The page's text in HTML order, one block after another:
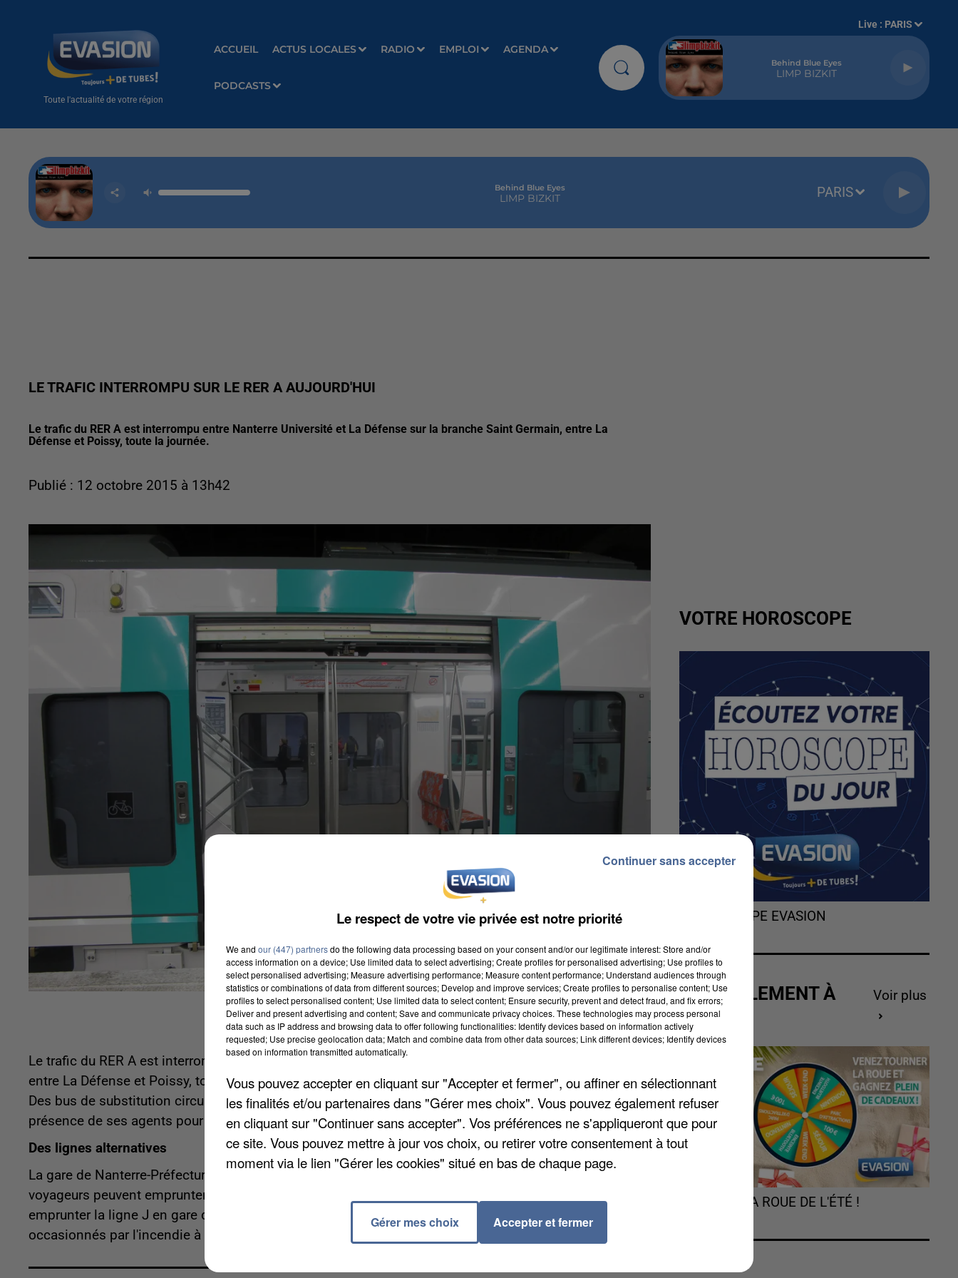
Toute l'actualité de votre région
ACCUEIL ACTUS LOCALES RADIO EMPLOI AGENDA
PODCASTS
Live : PARIS
Behind Blue Eyes
LIMP BIZKIT
Behind Blue Eyes
LIMP BIZKIT PARIS
LE TRAFIC INTERROMPU SUR LE RER A AUJOURD'HUI
Le trafic du RER A est interrompu entre Nanterre Université et La Défense sur la branche Saint Germain, entre La
Défense et Poissy, toute la journée.
Publié : 12 octobre 2015 à 13h42
Le trafic du RER A est interrompu entre Nanterre Université et La Défense sur la branche Saint Germain,
entre La Défense et Poissy, toute la journée. Un train sur deux circule entre La Défense et Cergy le Haut.
Des bus de substitution circulent entre Nanterre-Université et La Défense. La RATP renforce la
présence de ses agents pour informer et orienter les voyageurs.
Des lignes alternatives
La gare de Nanterre-Préfecture est ouverte, et des trains circulent vers Paris. A Nanterre Université, les
voyageurs peuvent emprunter la ligne L pour Saint Lazare. Pour Poissy , les voyageurs peuvent
emprunter la ligne J en gare de Paris Saint Lazare. Cette perturbation fait suite aux dommages
occasionnés par l'incendie à Nanterre Préfecture vendredi après-midi. Plus d'infos sur
VOTRE HOROSCOPE
L'HOROSCOPE EVASION
ACTUELLEMENT À
GAGNER
Voir plus
TOURNEZ LA ROUE DE L'ÉTÉ !
Le respect de votre vie privée est notre priorité
We and our (447) partnersdo the following data processing based on your consent and/or our legitimate interest: Store and/or
access information on a device; Use limited data to select advertising; Create profiles for personalised advertising; Use profiles to
select personalised advertising; Measure advertising performance; Measure content performance; Understand audiences through
statistics or combinations of data from different sources; Develop and improve services; Create profiles to personalise content; Use
profiles to select personalised content; Use limited data to select content; Ensure security, prevent and detect fraud, and fix errors;
Deliver and present advertising and content; Save and communicate privacy choices. These technologies may process personal
data such as IP address and browsing data to offer following functionalities: Identify devices based on information actively
requested; Use precise geolocation data; Match and combine data from other data sources; Link different devices; Identify devices
based on information transmitted automatically.
Vous pouvez accepter en cliquant sur "Accepter et fermer", ou affiner en sélectionnant
les finalités et/ou partenaires dans "Gérer mes choix". Vous pouvez également refuser
en cliquant sur "Continuer sans accepter". Vos préférences ne s'appliqueront que pour
ce site. Vous pouvez mettre à jour vos choix, ou retirer votre consentement à tout
moment via le lien "Gérer les cookies" situé en bas de chaque page.
Gérer mes choix Accepter et fermer
Continuer sans accepter